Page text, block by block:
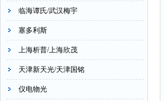
临海谭氏/武汉梅宇
塞多利斯
上海析普/上海欣茂
天津新天光/天津国铭
仪电物光